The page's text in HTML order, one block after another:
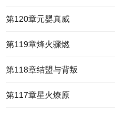
第120章元婴真威
第119章烽火骤燃
第118章结盟与背叛
第117章星火燎原